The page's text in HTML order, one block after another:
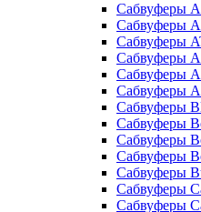
Сабвуферы
Сабвуферы
Сабвуферы
Сабвуферы
Сабвуферы
Сабвуферы
Сабвуферы
Сабвуферы
Сабвуферы
Сабвуферы
Сабвуферы
Сабвуферы
Сабвуферы